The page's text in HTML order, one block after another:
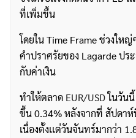
ที่เพิ่มขึ้น
โดยใน Time Frame ช่วงใหญ่
คำปราศรัยของ Lagarde ประ
กับค่าเงิน
ทำให้ตลาด EUR/USDในวัน
ขึ้น 0.34% หลังจากที่ สัปดา
เนื่องตั้งเเต่วันจันทร์มากว่า